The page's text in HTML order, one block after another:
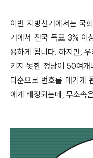
이번 지방선거에서는 국
거에서 전국 득표 3% 이
용하게 됩니다. 하지만,
키지 못한 정당이 50여
다순으로 번호를 매기게
에게 배정되는데, 무소속